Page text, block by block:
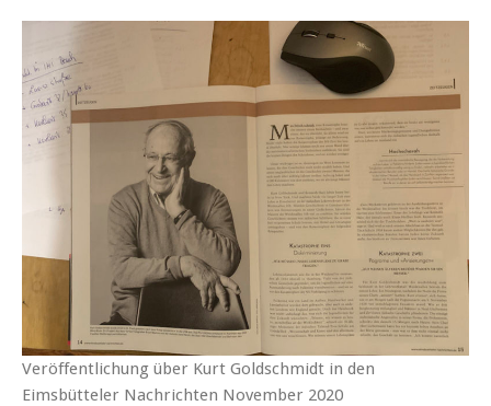
Veröffentlichung über Kurt Goldschmidt in den
Eimsbütteler Nachrichten November 2020